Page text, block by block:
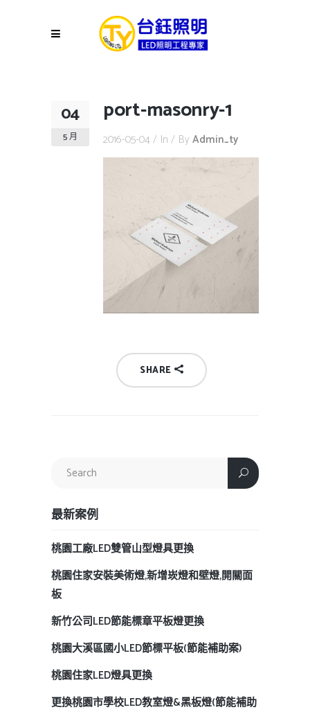
04
5 月
port-masonry-1
2016-05-04 In By Admin_ty
SHARE
最新案例
桃園工廠LED雙管山型燈具更換
桃園住家安裝美術燈,新增崁燈和壁燈,開關面
板
新竹公司LED節能標章平板燈更換
桃園大溪區國小LED節標平板(節能補助案)
桃園住家LED燈具更換
更換桃園市學校LED教室燈&黑板燈(節能補助